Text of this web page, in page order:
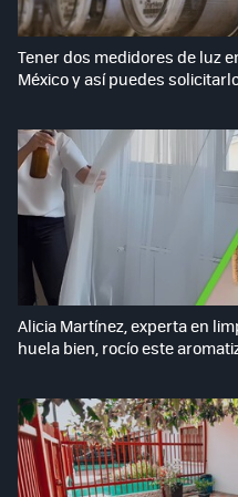
Tener dos medidores de luz
México y así puedes
Alicia Martínez, experta en
huela bien, rocío este